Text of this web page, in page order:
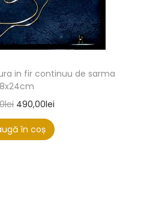
in fir continuu de sarma
lei 490,00lei
în coș